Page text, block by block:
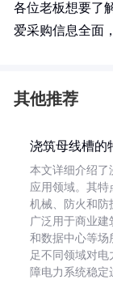
各位老板想要了
爱采购信息全面
其他推荐
浇筑母线槽的
本文详细介绍了
应用领域。其特
机械、防火和防
广泛用于商业
和数据中心等场
足不同领域对电
障电力系统稳定